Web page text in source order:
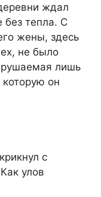
ждал
без тепла. С
жены, здесь
не было
лишь
он
с
улов